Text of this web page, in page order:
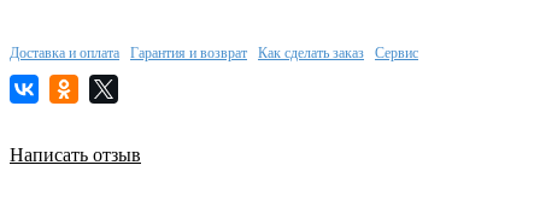
Доставка и оплата Гарантия и возврат Как сделать заказ Сервис
Написать отзыв